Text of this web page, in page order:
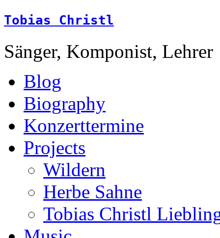
Tobias Christl
Sänger, Komponist, Lehrer
Blog
Biography
Konzerttermine
Projects
Wildern
Herbe Sahne
Tobias Christl